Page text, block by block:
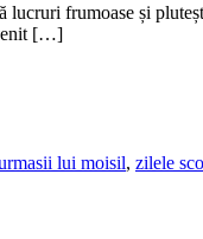
lucruri frumoase și
[…]
lui moisil, zilele